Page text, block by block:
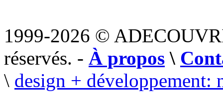
1999-2026 ©
réservés. - À propos \
\ design + développement: